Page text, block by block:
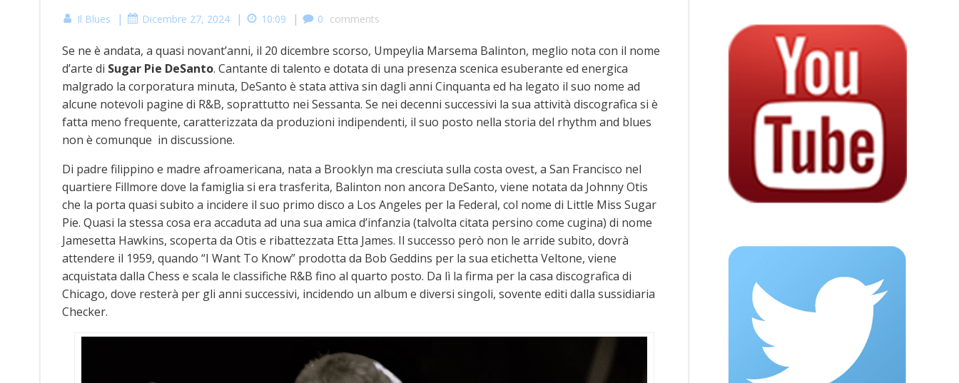
Il Blues | Dicembre 27, 2024 | 10:09 | 0 comments
Se ne è andata, a quasi novant’anni, il 20 dicembre scorso, Umpeylia Marsema Balinton, meglio nota con il nome
d’arte di Sugar Pie DeSanto. Cantante di talento e dotata di una presenza scenica esuberante ed energica
malgrado la corporatura minuta, DeSanto è stata attiva sin dagli anni Cinquanta ed ha legato il suo nome ad
alcune notevoli pagine di R&B, soprattutto nei Sessanta. Se nei decenni successivi la sua attività discografica si è
fatta meno frequente, caratterizzata da produzioni indipendenti, il suo posto nella storia del rhythm and blues
non è comunque in discussione.
Di padre filippino e madre afroamericana, nata a Brooklyn ma cresciuta sulla costa ovest, a San Francisco nel
quartiere Fillmore dove la famiglia si era trasferita, Balinton non ancora DeSanto, viene notata da Johnny Otis
che la porta quasi subito a incidere il suo primo disco a Los Angeles per la Federal, col nome di Little Miss Sugar
Pie. Quasi la stessa cosa era accaduta ad una sua amica d’infanzia (talvolta citata persino come cugina) di nome
Jamesetta Hawkins, scoperta da Otis e ribattezzata Etta James. Il successo però non le arride subito, dovrà
attendere il 1959, quando “I Want To Know” prodotta da Bob Geddins per la sua etichetta Veltone, viene
acquistata dalla Chess e scala le classifiche R&B fino al quarto posto. Da lì la firma per la casa discografica di
Chicago, dove resterà per gli anni successivi, incidendo un album e diversi singoli, sovente editi dalla sussidiaria
Checker.